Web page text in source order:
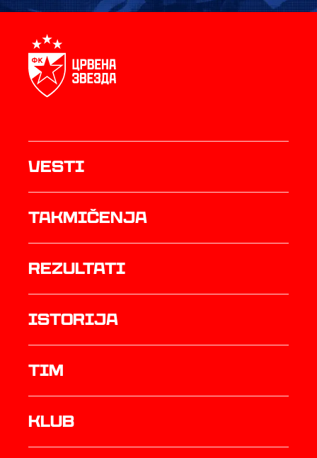
Vesti
Takmičenja
rezultati
istorija
TIM
Klub